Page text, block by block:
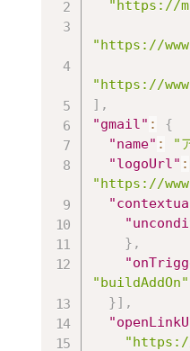
"https://
"https://
"https://
] ,
"gmail" :
{
"name" : "
"logoUrl" :
"https://
} ,
"buildAddOn"
}] ,